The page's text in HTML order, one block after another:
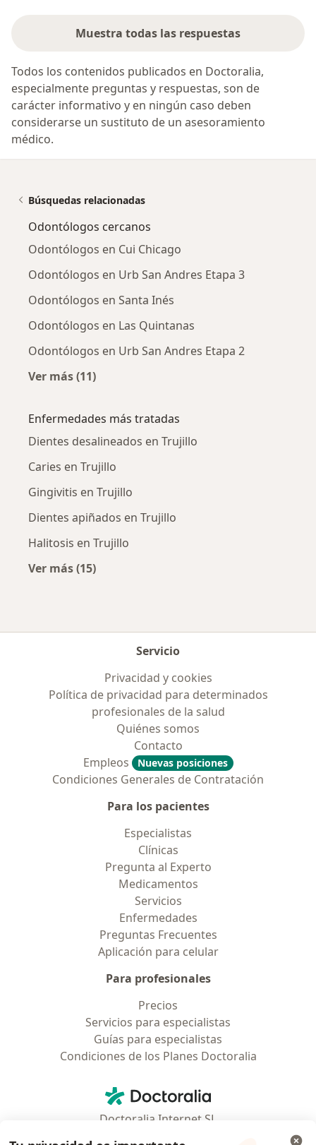
Muestra todas las respuestas
Todos los contenidos publicados en Doctoralia,
especialmente preguntas y respuestas, son de
carácter informativo y en ningún caso deben
considerarse un sustituto de un asesoramiento
médico.
Búsquedas relacionadas
Odontólogos cercanos
Odontólogos en Cui Chicago
Odontólogos en Urb San Andres Etapa 3
Odontólogos en Santa Inés
Odontólogos en Las Quintanas
Odontólogos en Urb San Andres Etapa 2
Ver más (11)
Enfermedades más tratadas
Dientes desalineados en Trujillo
Caries en Trujillo
Gingivitis en Trujillo
Dientes apiñados en Trujillo
Halitosis en Trujillo
Ver más (15)
Servicio
Privacidad y cookies
Política de privacidad para determinados
profesionales de la salud
Quiénes somos
Contacto
Empleos
Nuevas posiciones
Condiciones Generales de Contratación
Para los pacientes
Especialistas
Clínicas
Pregunta al Experto
Medicamentos
Servicios
Enfermedades
Preguntas Frecuentes
Aplicación para celular
Para profesionales
Precios
Servicios para especialistas
Guías para especialistas
Condiciones de los Planes Doctoralia
Doctoralia - Página de inicio
Doctoralia Internet SL